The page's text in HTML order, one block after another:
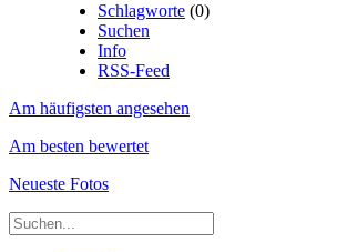
Schlagworte (0)
Suchen
Info
RSS-Feed
Am häufigsten angesehen
Am besten bewertet
Neueste Fotos